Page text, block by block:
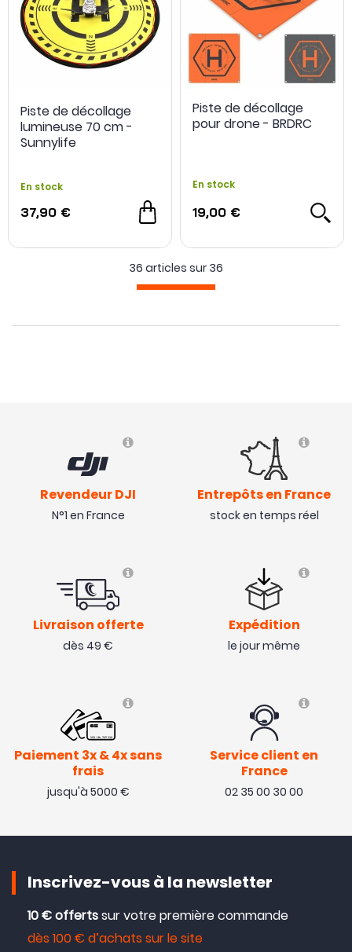
Piste de décollage
lumineuse 70 cm -
Sunnylife
En stock
37,90 €
Piste de décollage
pour drone - BRDRC
En stock
19,00 €
36 articles sur 36
Revendeur DJI
N°1 en France
Entrepôts en France
stock en temps réel
Livraison offerte
dès 49 €
Expédition
le jour même
Paiement 3x & 4x sans
frais
jusqu'à 5000 €
Service client en
France
02 35 00 30 00
Inscrivez-vous à la newsletter
10 € offertssur votre première commande
dès 100 € d’achats sur le site